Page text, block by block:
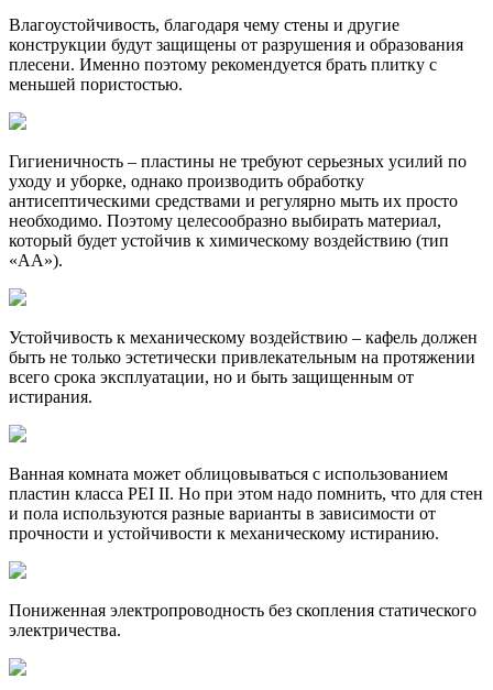
Влагоустойчивость, благодаря чему стены и другие
конструкции будут защищены от разрушения и образования
плесени. Именно поэтому рекомендуется брать плитку с
меньшей пористостью.
Гигиеничность – пластины не требуют серьезных усилий по
уходу и уборке, однако производить обработку
антисептическими средствами и регулярно мыть их просто
необходимо. Поэтому целесообразно выбирать материал,
который будет устойчив к химическому воздействию (тип
«АА»).
Устойчивость к механическому воздействию – кафель должен
быть не только эстетически привлекательным на протяжении
всего срока эксплуатации, но и быть защищенным от
истирания.
Ванная комната может облицовываться с использованием
пластин класса PEI II. Но при этом надо помнить, что для стен
и пола используются разные варианты в зависимости от
прочности и устойчивости к механическому истиранию.
Пониженная электропроводность без скопления статического
электричества.